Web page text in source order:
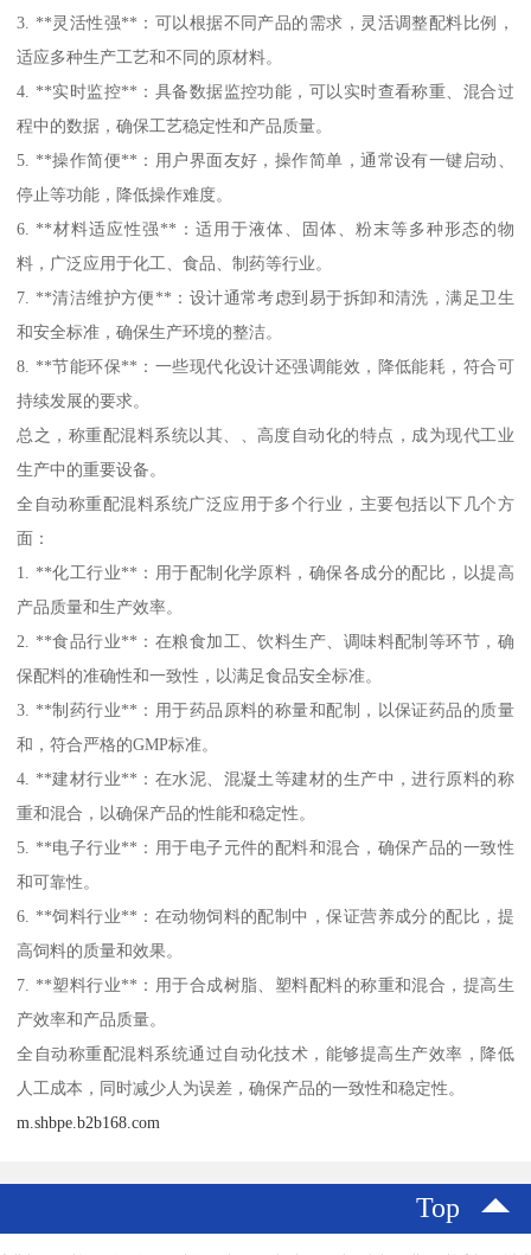
3. **灵活性强**：可以根据不同产品的需求，灵活调整配料比例，
适应多种生产工艺和不同的原材料。
4. **实时监控**：具备数据监控功能，可以实时查看称重、混合过
程中的数据，确保工艺稳定性和产品质量。
5. **操作简便**：用户界面友好，操作简单，通常设有一键启动、
停止等功能，降低操作难度。
6. **材料适应性强**：适用于液体、固体、粉末等多种形态的物
料，广泛应用于化工、食品、制药等行业。
7. **清洁维护方便**：设计通常考虑到易于拆卸和清洗，满足卫生
和安全标准，确保生产环境的整洁。
8. **节能环保**：一些现代化设计还强调能效，降低能耗，符合可
持续发展的要求。
总之，称重配混料系统以其、、高度自动化的特点，成为现代工业
生产中的重要设备。
全自动称重配混料系统广泛应用于多个行业，主要包括以下几个方
面：
1. **化工行业**：用于配制化学原料，确保各成分的配比，以提高
产品质量和生产效率。
2. **食品行业**：在粮食加工、饮料生产、调味料配制等环节，确
保配料的准确性和一致性，以满足食品安全标准。
3. **制药行业**：用于药品原料的称量和配制，以保证药品的质量
和，符合严格的GMP标准。
4. **建材行业**：在水泥、混凝土等建材的生产中，进行原料的称
重和混合，以确保产品的性能和稳定性。
5. **电子行业**：用于电子元件的配料和混合，确保产品的一致性
和可靠性。
6. **饲料行业**：在动物饲料的配制中，保证营养成分的配比，提
高饲料的质量和效果。
7. **塑料行业**：用于合成树脂、塑料配料的称重和混合，提高生
产效率和产品质量。
全自动称重配混料系统通过自动化技术，能够提高生产效率，降低
人工成本，同时减少人为误差，确保产品的一致性和稳定性。
m.shbpe.b2b168.com
Top